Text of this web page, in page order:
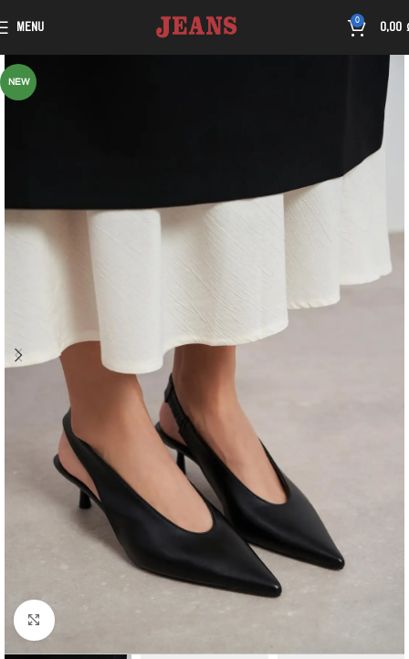
MENU
0
0,00
NEW
Click to enlarge